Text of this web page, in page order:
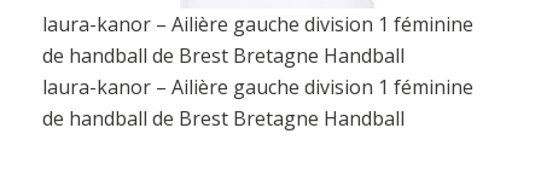
laura-kanor – Ailière gauche division 1 féminine
de handball de Brest Bretagne Handball
laura-kanor – Ailière gauche division 1 féminine
de handball de Brest Bretagne Handball